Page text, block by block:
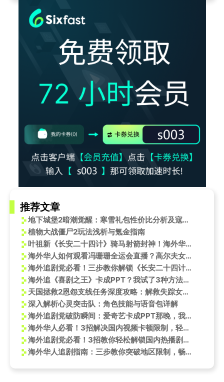
推荐文章
地下城堡2暗潮觉醒：寒雪礼包性价比分析及寇柯兰交易指南
植物大战僵尸2玩法浅析与氪金指南
叶祖新《长安二十四计》骑马射箭封神！海外华人如何解锁咪咕视频追剧？
海外华人如何观看冯珊珊全运会直播？高尔夫女王带你领略香港文旅魅力
海外追剧党必看！三步教你解锁《长安二十四计》，告别卡顿畅看成毅飙戏
海外追《喜剧之王》卡成PPT？我试了3种方法终于能流畅刷决赛了
天国拯救2恩怨支线任务深度攻略：解救失踪女儿帕芙莱娜
深入解析心灵突击队：角色技能与语音包详解
海外追剧党破防瞬间：爱奇艺卡成PPT那晚，我翻出了十年前的老硬盘
海外华人必看！3招解决国内视频卡顿限制，轻松追《长安的荔枝》
海外追剧党必看！3招教你轻松解锁国内热播剧，再也不怕地区限制
海外华人追剧指南：三步教你突破地区限制，畅享国内热门影视